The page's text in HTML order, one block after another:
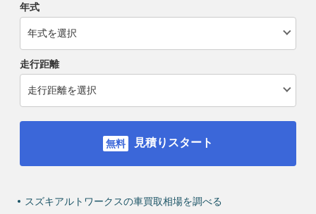
年式
走行距離
見積りスタート
スズキアルトワークスの車買取相場を調べる